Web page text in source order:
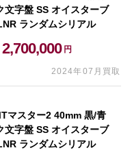
文字盤 SS オイスターブ
ランダムシリアル
2,700,000 円
2024年07月買取
マスター2 40mm 黒/青
文字盤 SS オイスターブ
ランダムシリアル